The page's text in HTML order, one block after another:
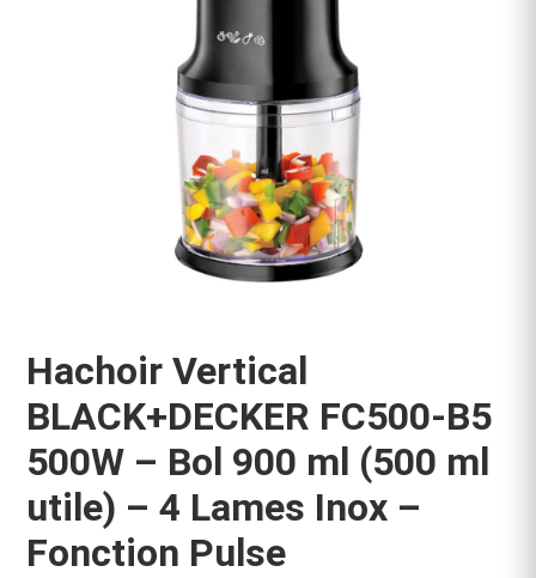
Hachoir Vertical
BLACK+DECKER FC500-B5
500W – Bol 900 ml (500 ml
utile) – 4 Lames Inox –
Fonction Pulse